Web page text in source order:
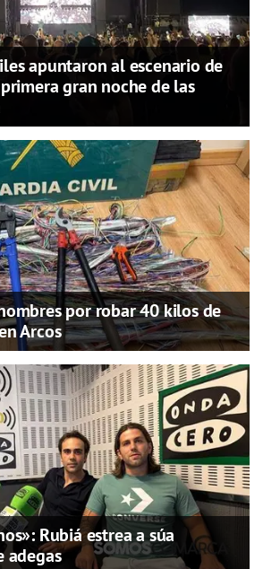
apuntaron al escenario de
gran noche de las
por robar 40 kilos de
Arcos
Rubiá estrea a súa
adegas